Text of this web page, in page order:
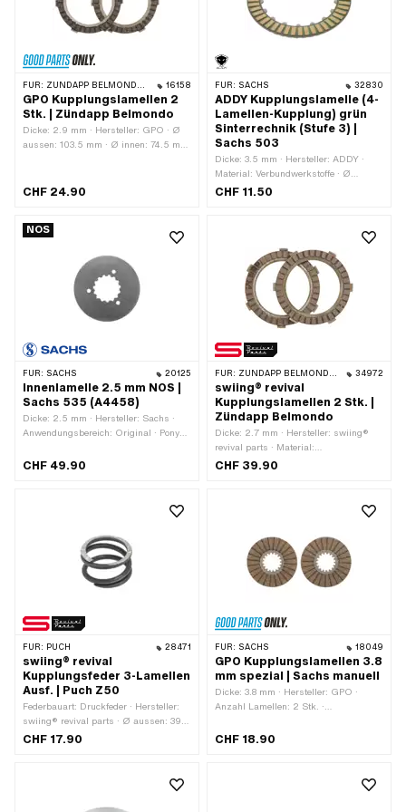
FÜR: ZÜNDAPP BELMONDO · ZÜNDAPP 16158
GPO Kupplungslamellen 2
Stk. | Zündapp Belmondo
Dicke: 2.9 mm · Hersteller: GPO · Ø
aussen: 103.5 mm · Ø innen: 74.5 mm
CHF 24.90
FÜR: SACHS 32830
ADDY Kupplungslamelle (4-
Lamellen-Kupplung) grün
Sinterrechnik (Stufe 3) |
Sachs 503
Dicke: 3.5 mm · Hersteller: ADDY ·
Material: Verbundwerkstoffe · Ø
aussen: 94 mm · Aufnahmeart:
Stk. · Anwendungsbereich: Tuning
CHF 11.50
NOS
FÜR: SACHS 20125
Innenlamelle 2.5 mm NOS |
Sachs 535 (A4458)
Dicke: 2.5 mm · Hersteller: Sachs ·
Anwendungsbereich: Original · Pony
0258 014 201
CHF 49.90
FÜR: ZÜNDAPP BELMONDO · ZÜNDAPP 34972
swiing® revival
Kupplungslamellen 2 Stk. |
Zündapp Belmondo
Dicke: 2.7 mm · Hersteller: swiing®
revival parts · Material:
Verbundwerkstoffe · Ø aussen: 103.5
CHF 39.90
FÜR: PUCH 28471
swiing® revival
Kupplungsfeder 3-Lamellen
Ausf. | Puch Z50
Federbauart: Druckfeder · Hersteller:
swiing® revival parts · Ø aussen: 39
mm · Gesamtlänge: 23.25 mm
CHF 17.90
FÜR: SACHS 18049
GPO Kupplungslamellen 3.8
mm spezial | Sachs manuell
Dicke: 3.8 mm · Hersteller: GPO ·
Anzahl Lamellen: 2 Stk. ·
CHF 18.90